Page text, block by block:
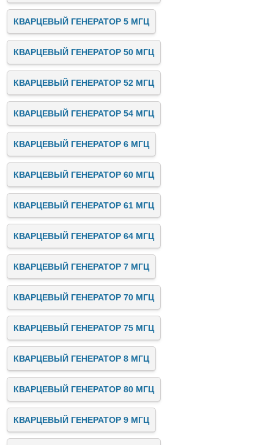
КВАРЦЕВЫЙ ГЕНЕРАТОР 5 МГЦ
КВАРЦЕВЫЙ ГЕНЕРАТОР 50 МГЦ
КВАРЦЕВЫЙ ГЕНЕРАТОР 52 МГЦ
КВАРЦЕВЫЙ ГЕНЕРАТОР 54 МГЦ
КВАРЦЕВЫЙ ГЕНЕРАТОР 6 МГЦ
КВАРЦЕВЫЙ ГЕНЕРАТОР 60 МГЦ
КВАРЦЕВЫЙ ГЕНЕРАТОР 61 МГЦ
КВАРЦЕВЫЙ ГЕНЕРАТОР 64 МГЦ
КВАРЦЕВЫЙ ГЕНЕРАТОР 7 МГЦ
КВАРЦЕВЫЙ ГЕНЕРАТОР 70 МГЦ
КВАРЦЕВЫЙ ГЕНЕРАТОР 75 МГЦ
КВАРЦЕВЫЙ ГЕНЕРАТОР 8 МГЦ
КВАРЦЕВЫЙ ГЕНЕРАТОР 80 МГЦ
КВАРЦЕВЫЙ ГЕНЕРАТОР 9 МГЦ